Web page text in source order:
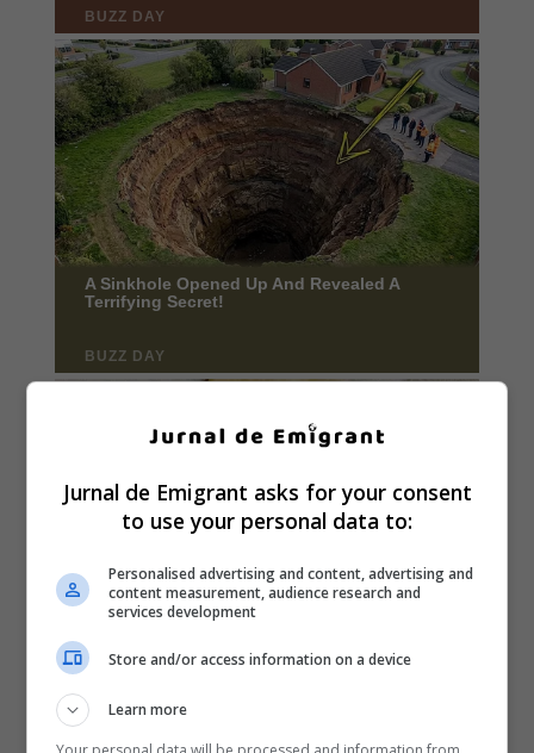
Jurnal de Emigrant asks for your consent
to use your personal data to:
Personalised advertising and content, advertising and
content measurement, audience research and
services development
Store and/or access information on a device
Learn more